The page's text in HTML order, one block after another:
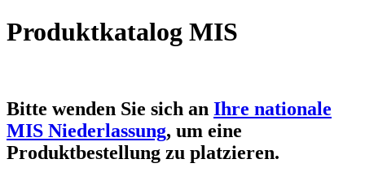
Produktkatalog MIS
Bitte wenden Sie sich an Ihre nationale
MIS Niederlassung, um eine
Produktbestellung zu platzieren.